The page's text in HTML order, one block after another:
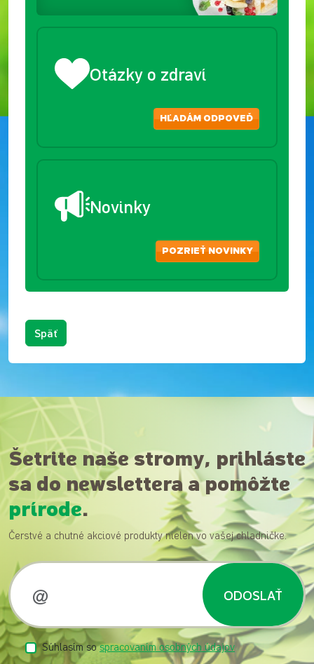
Otázky o zdraví
HĽADÁM ODPOVEĎ
Novinky
POZRIEŤ NOVINKY
Späť
Šetrite naše stromy, prihláste
sa do newslettera a pomôžte
prírode.
Čerstvé a chutné akciové produkty nielen vo vašej chladničke.
ODOSLAŤ
Súhlasím sospracovaním osobných údajov